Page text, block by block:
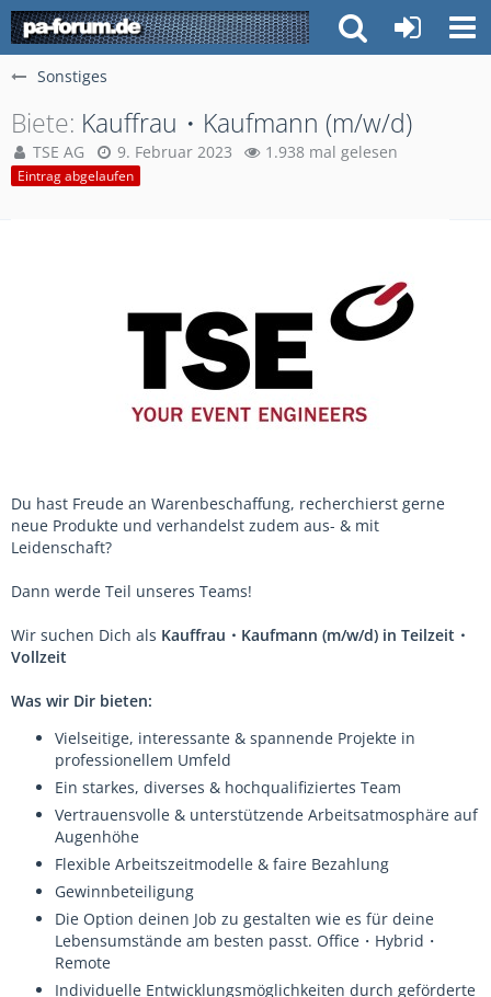
Sonstiges
Biete Kauffrau・Kaufmann (m/w/d)
TSE AG 9. Februar 2023 1.938 mal gelesen
Eintrag abgelaufen
Du hast Freude an Warenbeschaffung, recherchierst gerne
neue Produkte und verhandelst zudem aus- & mit
Leidenschaft?
Dann werde Teil unseres Teams!
Wir suchen Dich als Kauffrau・Kaufmann (m/w/d) in Teilzeit・
Vollzeit
Was wir Dir bieten:
Vielseitige, interessante & spannende Projekte in
professionellem Umfeld
Ein starkes, diverses & hochqualifiziertes Team
Vertrauensvolle & unterstützende Arbeitsatmosphäre auf
Augenhöhe
Flexible Arbeitszeitmodelle & faire Bezahlung
Gewinnbeteiligung
Die Option deinen Job zu gestalten wie es für deine
Lebensumstände am besten passt. Office・Hybrid・
Remote
Individuelle Entwicklungsmöglichkeiten durch geförderte